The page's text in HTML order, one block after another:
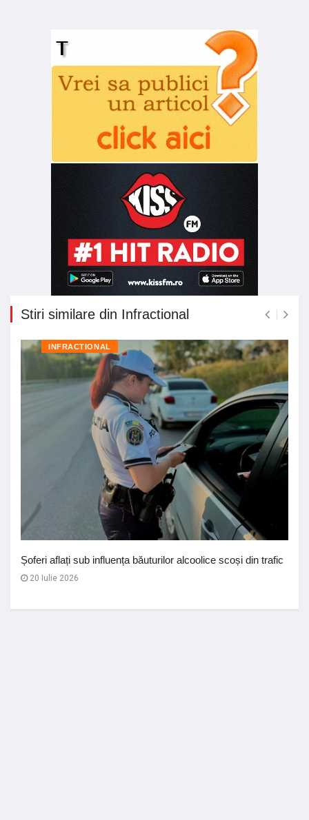
Stiri similare din Infractional
INFRACTIONAL
Șoferi aflați sub influența băuturilor alcoolice scoși din trafic
20 Iulie 2026